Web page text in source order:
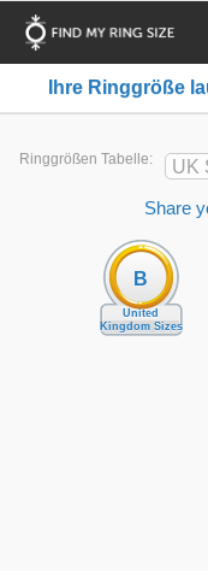
Ihre Ringgröße
Ringgrößen Tabelle: UK
Share
B
United
Kingdom Sizes